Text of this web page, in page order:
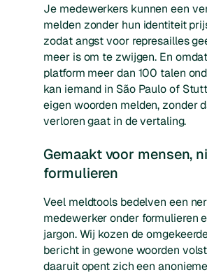
Je medewerkers kunnen een
melden zonder hun identiteit
zodat angst voor represailles
meer is om te zwijgen. En
platform meer dan 100 talen
kan iemand in São Paulo of
eigen woorden melden, zonder
verloren gaat in de vertaling.
Gemaakt voor mensen,
formulieren
Veel meldtools bedelven een
medewerker onder formulieren
jargon. Wij kozen de
bericht in gewone woorden
daaruit opent zich een